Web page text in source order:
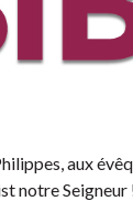
aux
notre Seigneur